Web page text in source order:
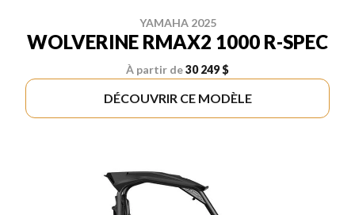
YAMAHA 2025
WOLVERINE RMAX2 1000 R-SPEC
À partir de30 249 $
DÉCOUVRIR CE MODÈLE